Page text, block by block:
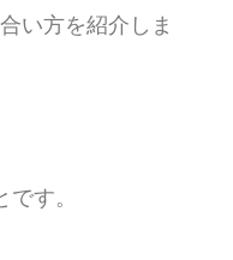
い方を紹介しま
す。